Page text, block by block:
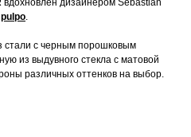
pulpo
стали с черным порошковым
из выдувного стекла с матовой
различных оттенков на выбор.